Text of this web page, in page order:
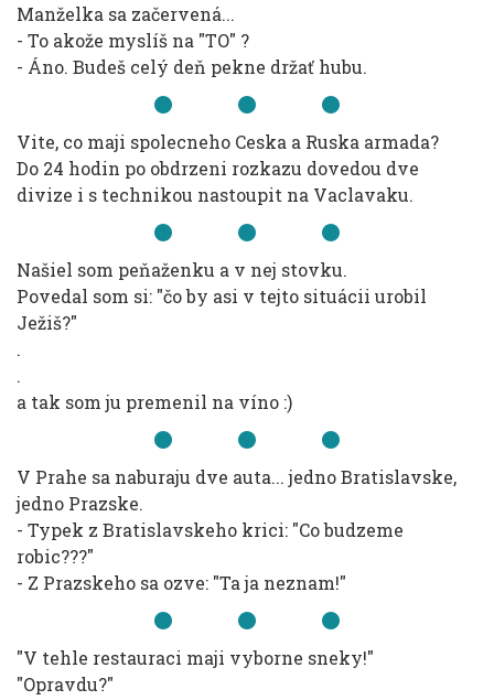
Manželka sa začervená...
- To akože myslíš na "TO" ?
- Áno. Budeš celý deň pekne držať hubu.
Vite, co maji spolecneho Ceska a Ruska armada?
Do 24 hodin po obdrzeni rozkazu dovedou dve
divize i s technikou nastoupit na Vaclavaku.
Našiel som peňaženku a v nej stovku.
Povedal som si: "čo by asi v tejto situácii urobil
Ježiš?"
.
.
a tak som ju premenil na víno :)
V Prahe sa naburaju dve auta... jedno Bratislavske,
jedno Prazske.
- Typek z Bratislavskeho krici: "Co budzeme
robic???"
- Z Prazskeho sa ozve: "Ta ja neznam!"
"V tehle restauraci maji vyborne sneky!"
"Opravdu?"